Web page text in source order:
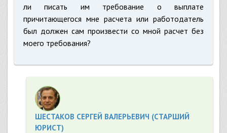
ли писать им требование о выплате
причитающегося мне расчета или работодатель
был должен сам произвести со мной расчет без
моего требования?
ШЕСТАКОВ СЕРГЕЙ ВАЛЕРЬЕВИЧ (СТАРШИЙ
ЮРИСТ)